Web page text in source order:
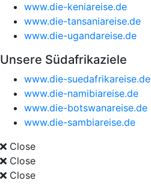
www.die-keniareise.de
www.die-tansaniareise.de
www.die-ugandareise.de
Unsere Südafrikaziele
www.die-suedafrikareise.de
www.die-namibiareise.de
www.die-botswanareise.de
www.die-sambiareise.de
Close
Close
Close